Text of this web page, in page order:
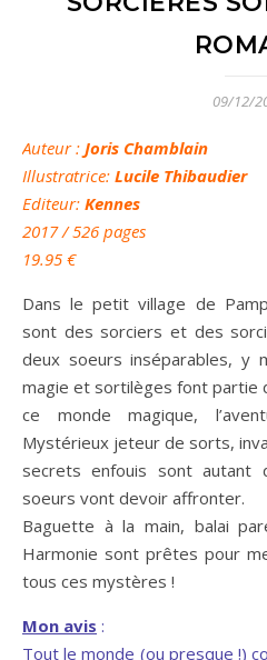
09/12/
Auteur: Joris Chamblain
Illustratrice: Lucile Thibaudier
Editeur: Kennes
2017 / 526 pages
19.95 €
Dans le petit village de
sont des sorciers et des
deux soeurs inséparables, y
magie et sortilèges font partie
ce monde magique,
Mystérieux jeteur de sorts,
secrets enfouis sont autant
soeurs vont devoir affronter.
Baguette à la main, balai
Harmonie sont prêtes pour
tous ces mystères !
Mon avis :
Tout le monde (ou presque !)